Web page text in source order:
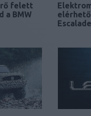
felett
a BMW
Escalade